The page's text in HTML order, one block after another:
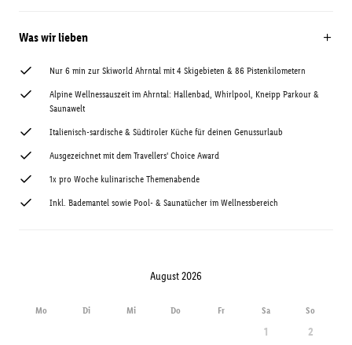
Was wir lieben
Nur 6 min zur Skiworld Ahrntal mit 4 Skigebieten & 86 Pistenkilometern
Alpine Wellnessauszeit im Ahrntal: Hallenbad, Whirlpool, Kneipp Parkour &
Saunawelt
Italienisch-sardische & Südtiroler Küche für deinen Genussurlaub
Ausgezeichnet mit dem Travellers' Choice Award
1x pro Woche kulinarische Themenabende
Inkl. Bademantel sowie Pool- & Saunatücher im Wellnessbereich
August 2026
Mo Di Mi Do Fr Sa So
1
2